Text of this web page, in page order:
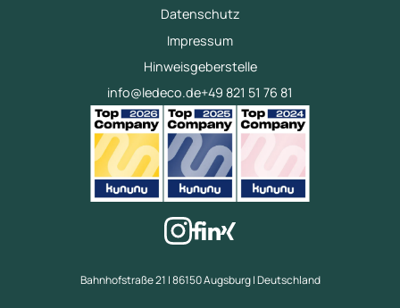
info@ledeco.de+49 821 51 76 81
Bahnhofstraße 21 | 86150 Augsburg | Deutschland
Datenschutz
Impressum
Hinweisgeberstelle